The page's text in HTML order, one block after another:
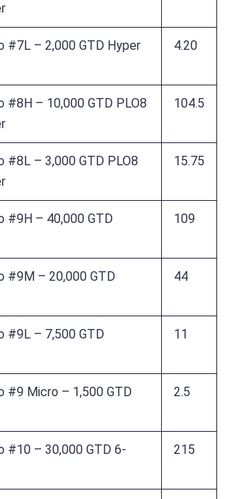
#7L – 2,000 GTD Hyper 4.20
#8H – 10,000 GTD PLO8
104.5
#8L – 3,000 GTD PLO8
15.75
#9H – 40,000 GTD 109
#9M – 20,000 GTD 44
#9L – 7,500 GTD 11
#9 Micro – 1,500 GTD 2.5
#10 – 30,000 GTD 6-
215